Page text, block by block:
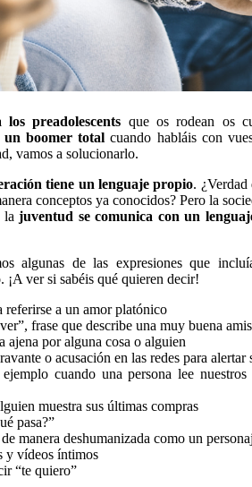
preadolescents que os rodean os
un boomer totalcuando habláis con
vamos a solucionarlo.
tiene un lenguaje propio. ¿Verdad
conceptos ya conocidos? Pero la
lajuventud se comunica con un
algunas de las expresiones que
ver si sabéis qué quieren decir!
referirse a un amor platónico
frase que describe una muy buena
ajena por alguna cosa o alguien
o acusación en las redes para alertar
cuando una persona lee
muestra sus últimas compras
pasa?”
manera deshumanizada como un
y vídeos íntimos
“te quiero”